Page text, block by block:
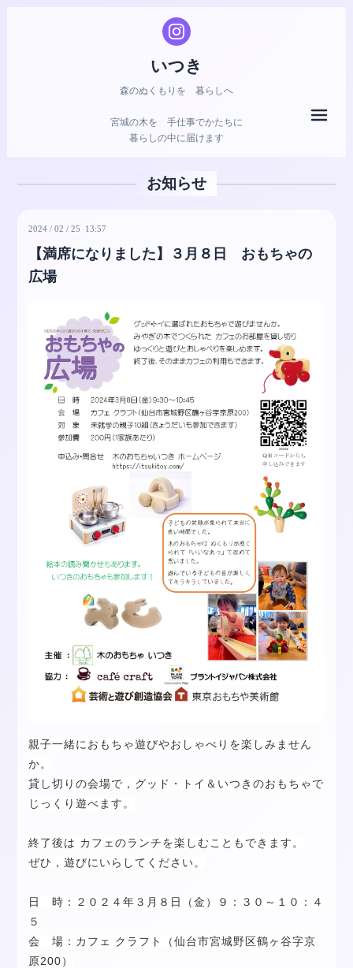
いつき
森のぬくもりを 暮らしへ
宮城の木を 手仕事でかたちに
暮らしの中に届けます
お知らせ
2024 /02 /25 13:57
【満席になりました】３月８日 おもちゃの
広場
親子一緒におもちゃ遊びやおしゃべりを楽しみません
か。
貸し切りの会場で，グッド・トイ＆いつきのおもちゃで
じっくり遊べます。
終了後は カフェのランチを楽しむこともできます。
ぜひ，遊びにいらしてください。
日 時：２０２４年３月８日（金）９：３０～１０：４
５
会 場：カフェ クラフト（仙台市宮城野区鶴ヶ谷字京
原200）